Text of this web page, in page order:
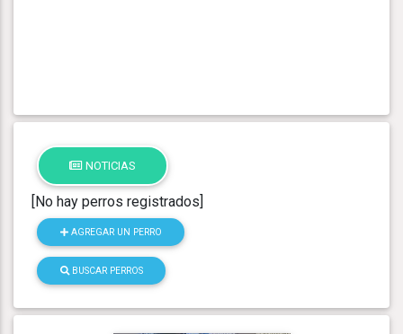
NOTICIAS
[No hay perros registrados]
AGREGAR UN PERRO
BUSCAR PERROS